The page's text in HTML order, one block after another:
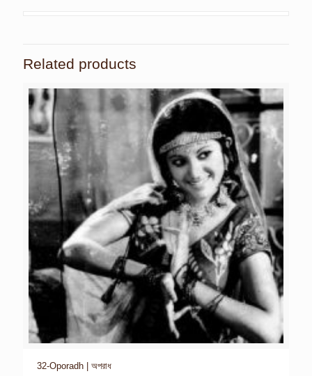
Related products
32-Oporadh | অপরাধ